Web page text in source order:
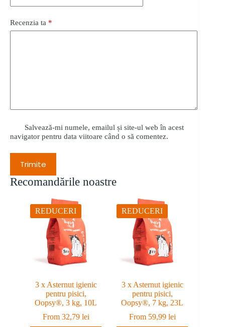
Recenzia ta *
Salvează-mi numele, emailul și site-ul web în acest
navigator pentru data viitoare când o să comentez.
Trimite
Recomandările noastre
REDUCERI
3 x Asternut igienic
pentru pisici,
Oopsy®, 3 kg, 10L
From 32,79 lei
REDUCERI
3 x Asternut igienic
pentru pisici,
Oopsy®, 7 kg, 23L
From 59,99 lei